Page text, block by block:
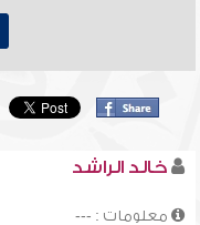
خالد الراشد
معلومات : ---